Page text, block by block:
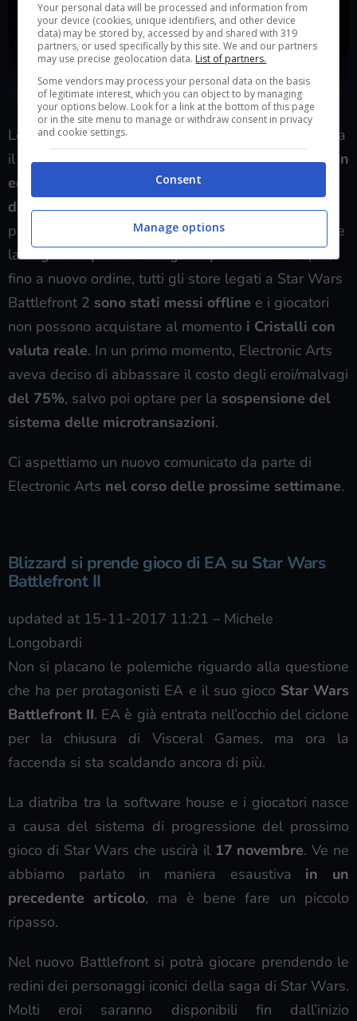
Le microtransazioni verranno ripristinate non appena
il team di sviluppo DICE e il publishertroveranno un
equo bilanciamento nel sistema di progressione
dello sparatutto, oltre a voler mantenere la
promessa fatta agli utenti, ovvero quella di proporre
lamiglior esperienza di gioco possibile. Dunque,
fino a nuovo ordine, tutti gli store legati a Star Wars
Battlefront 2 sono stati messi offline e i giocatori
non possono acquistare al momento i Cristalli con
valuta reale. In un primo momento, Electronic Arts
aveva deciso di abbassare il costo degli eroi/malvagi
del 75%, salvo poi optare per la sospensione del
sistema delle microtransazioni.
Ci aspettiamo un nuovo comunicato da parte di
Electronic Arts nel corso delle prossime settimane.
Blizzard si prende gioco di EA su Star Wars
Battlefront II
updated at 15-11-2017 11:21 – Michele
Longobardi
Non si placano le polemiche riguardo alla questione
che ha per protagonisti EA e il suo gioco Star Wars
Battlefront II. EA è già entrata nell’occhio del ciclone
per la chiusura di Visceral Games, ma ora la
faccenda si sta scaldando ancora di più.
La diatriba tra la software house e i giocatori nasce
a causa del sistema di progressione del prossimo
gioco di Star Wars che uscirà il 17 novembre. Ve ne
abbiamo parlato in maniera esaustiva in un
precedente articolo, ma è bene fare un piccolo
ripasso.
Nel nuovo Battlefront si potrà giocare prendendo le
redini dei personaggi iconici della saga di Star Wars.
Molti eroi saranno disponibili fin dall’inizio
Your personal data will be processed and information from
your device (cookies, unique identifiers, and other device
data) may be stored by, accessed by and shared with 319
partners, or used specifically by this site. We and our partners
may use precise geolocation data. List of partners.
Some vendors may process your personal data on the basis
of legitimate interest, which you can object to by managing
your options below. Look for a link at the bottom of this page
or in the site menu to manage or withdraw consent in privacy
and cookie settings.
Consent
Manage options